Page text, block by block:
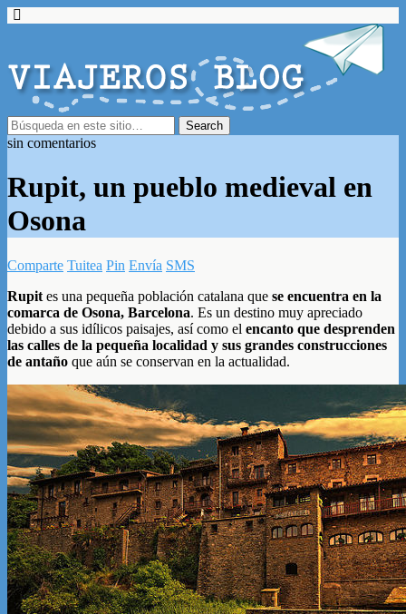
sin comentarios
Rupit, un pueblo medieval en
Osona
Comparte Tuitea Pin Envía SMS
Rupit es una pequeña población catalana que se encuentra en la
comarca de Osona, Barcelona. Es un destino muy apreciado
debido a sus idílicos paisajes, así como el encanto que desprenden
las calles de la pequeña localidad y sus grandes construcciones
de antaño que aún se conservan en la actualidad.